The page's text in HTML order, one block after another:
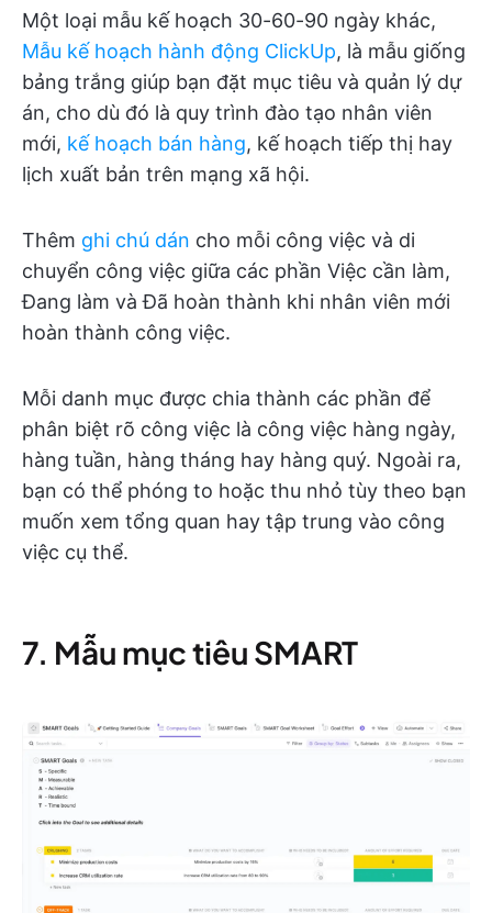
Một loại mẫu kế hoạch 30-60-90 ngày khác,
Mẫu kế hoạch hành động ClickUp, là mẫu giống
bảng trắng giúp bạn đặt mục tiêu và quản lý dự
án, cho dù đó là quy trình đào tạo nhân viên
mới, kế hoạch bán hàng, kế hoạch tiếp thị hay
lịch xuất bản trên mạng xã hội.
Thêm ghi chú dán cho mỗi công việc và di
chuyển công việc giữa các phần Việc cần làm,
Đang làm và Đã hoàn thành khi nhân viên mới
hoàn thành công việc.
Mỗi danh mục được chia thành các phần để
phân biệt rõ công việc là công việc hàng ngày,
hàng tuần, hàng tháng hay hàng quý. Ngoài ra,
bạn có thể phóng to hoặc thu nhỏ tùy theo bạn
muốn xem tổng quan hay tập trung vào công
việc cụ thể.
7. Mẫu mục tiêu SMART